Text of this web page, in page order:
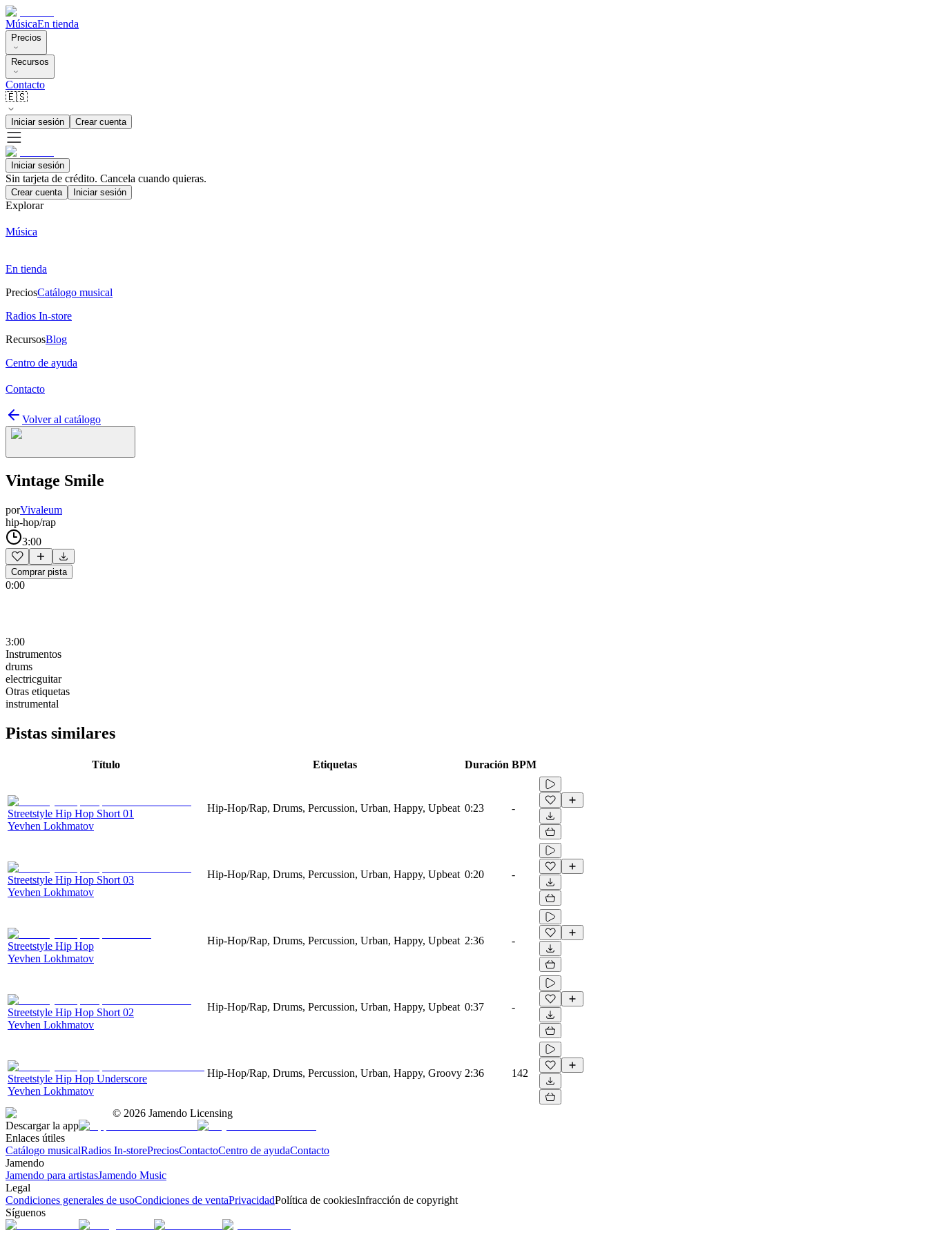
MúsicaEn tienda
Precios
Recursos
Contacto
🇪🇸
Iniciar sesión Crear cuenta
Iniciar sesión
Sin tarjeta de crédito. Cancela cuando quieras.
Crear cuenta Iniciar sesión
Explorar
Música
En tienda
PreciosCatálogo musical
Radios In-store
RecursosBlog
Centro de ayuda
Contacto
Volver al catálogo
Vintage Smile
porVivaleum
hip-hop/rap
3:00
Comprar pista
0:00
3:00
Instrumentos
drums
electricguitar
Otras etiquetas
instrumental
Pistas similares
Título Etiquetas Duración BPM
Streetstyle Hip Hop Short 01
Yevhen Lokhmatov
Hip-Hop/Rap, Drums, Percussion, Urban, Happy, Upbeat 0:23 -
Streetstyle Hip Hop Short 03
Yevhen Lokhmatov
Hip-Hop/Rap, Drums, Percussion, Urban, Happy, Upbeat 0:20 -
Streetstyle Hip Hop
Yevhen Lokhmatov
Hip-Hop/Rap, Drums, Percussion, Urban, Happy, Upbeat 2:36 -
Streetstyle Hip Hop Short 02
Yevhen Lokhmatov
Hip-Hop/Rap, Drums, Percussion, Urban, Happy, Upbeat 0:37 -
Streetstyle Hip Hop Underscore
Yevhen Lokhmatov
Hip-Hop/Rap, Drums, Percussion, Urban, Happy, Groovy 2:36 142
© 2026 Jamendo Licensing
Descargar la app
Enlaces útiles
Catálogo musicalRadios In-storePreciosContactoCentro de ayudaContacto
Jamendo
Jamendo para artistasJamendo Music
Legal
Condiciones generales de usoCondiciones de ventaPrivacidadPolítica de cookiesInfracción de copyright
Síguenos